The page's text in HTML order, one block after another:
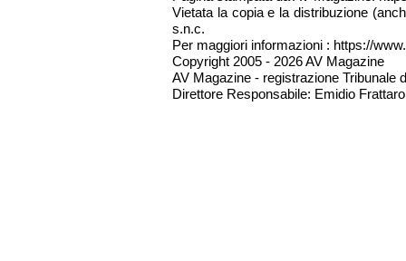
Vietata la copia e la distribuzione
s.n.c.
Per maggiori informazioni : https://
Copyright 2005 - 2026 AV Magazine
AV Magazine - registrazione Tribunale
Direttore Responsabile: Emidio